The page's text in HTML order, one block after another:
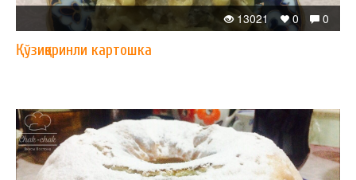
0
0
13021
Қўзиқоринли картошка